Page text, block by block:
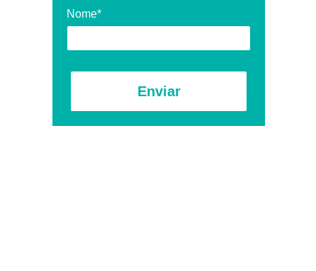
Nome*
Enviar